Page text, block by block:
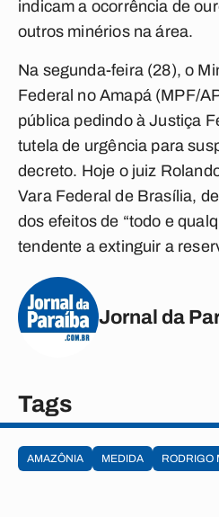
indicam a ocorrência de
outros minérios na área.
Na segunda-feira (28), o
Federal no Amapá (MPF/
pública pedindo à Justiça
tutela de urgência para
decreto. Hoje o juiz
Vara Federal de Brasília,
dos efeitos de “todo e
tendente a extinguir a
Jornal da
Tags
AMAZÔNIA MEDIDA RODRIGO